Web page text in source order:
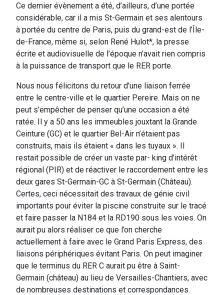
Ce dernier évènement a été, d’ailleurs, d’une portée
considérable, car il a mis St-Germain et ses alentours
à portée du centre de Paris, puis du grand-est de l’Île-
de-France, même si, selon René Hulot*, la presse
écrite et audiovisuelle de l’époque n’avait rien compris
à la puissance de transport que le RER porte.
Nous nous félicitons du retour d’une liaison ferrée
entre le centre-ville et le quartier Pereire. Mais on ne
peut s’empêcher de penser qu’une occasion a été
ratée. Il y a 50 ans les immeubles jouxtant la Grande
Ceinture (GC) et le quartier Bel-Air n’étaient pas
construits, mais ils étaient « dans les tuyaux ». Il
restait possible de créer un vaste par- king d’intérêt
régional (PIR) et de réactiver le raccordement entre les
deux gares St-Germain-GC à St-Germain (Château).
Certes, ceci nécessitait des travaux de génie civil
importants pour éviter la piscine construite sur le tracé
et faire passer la N184 et la RD190 sous les voies. On
aurait pu alors réaliser ce que l’on cherche
actuellement à faire avec le Grand Paris Express, des
liaisons périphériques évitant Paris. On peut imaginer
que le terminus du RER C aurait pu être à Saint-
Germain (château) au lieu de Versailles-Chantiers, avec
de nombreuses destinations et correspondances.